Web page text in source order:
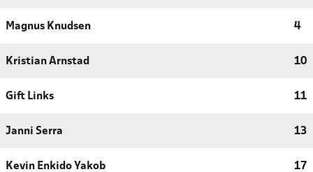
Magnus Knudsen 4
Kristian Arnstad 10
Gift Links 11
Janni Serra 13
Kevin Enkido Yakob 17